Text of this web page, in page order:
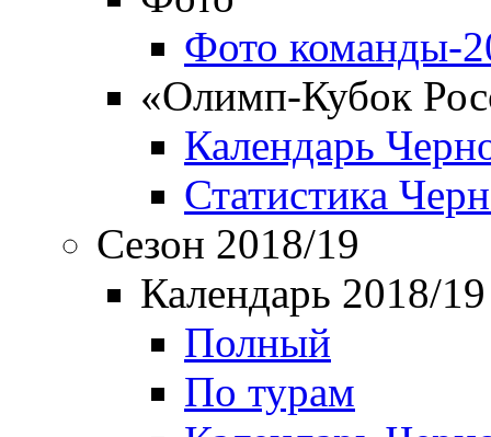
Фото команды-
«Олимп-Кубок
Календарь
Статистика
Сезон 2018/19
Календарь 2018/19
Полный
По турам